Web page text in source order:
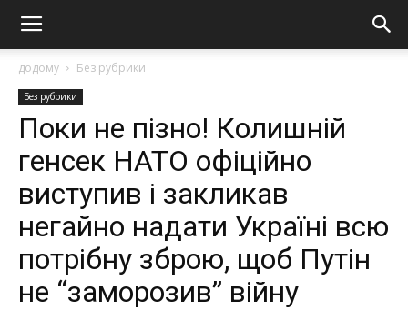
додому Без рубрики
Без рубрики
Поки не пізно! Колишній
генсек НАТО офіційно
виступив і закликав
негайно надати Україні всю
потрібну зброю, щоб Путін
не “заморозив” війну